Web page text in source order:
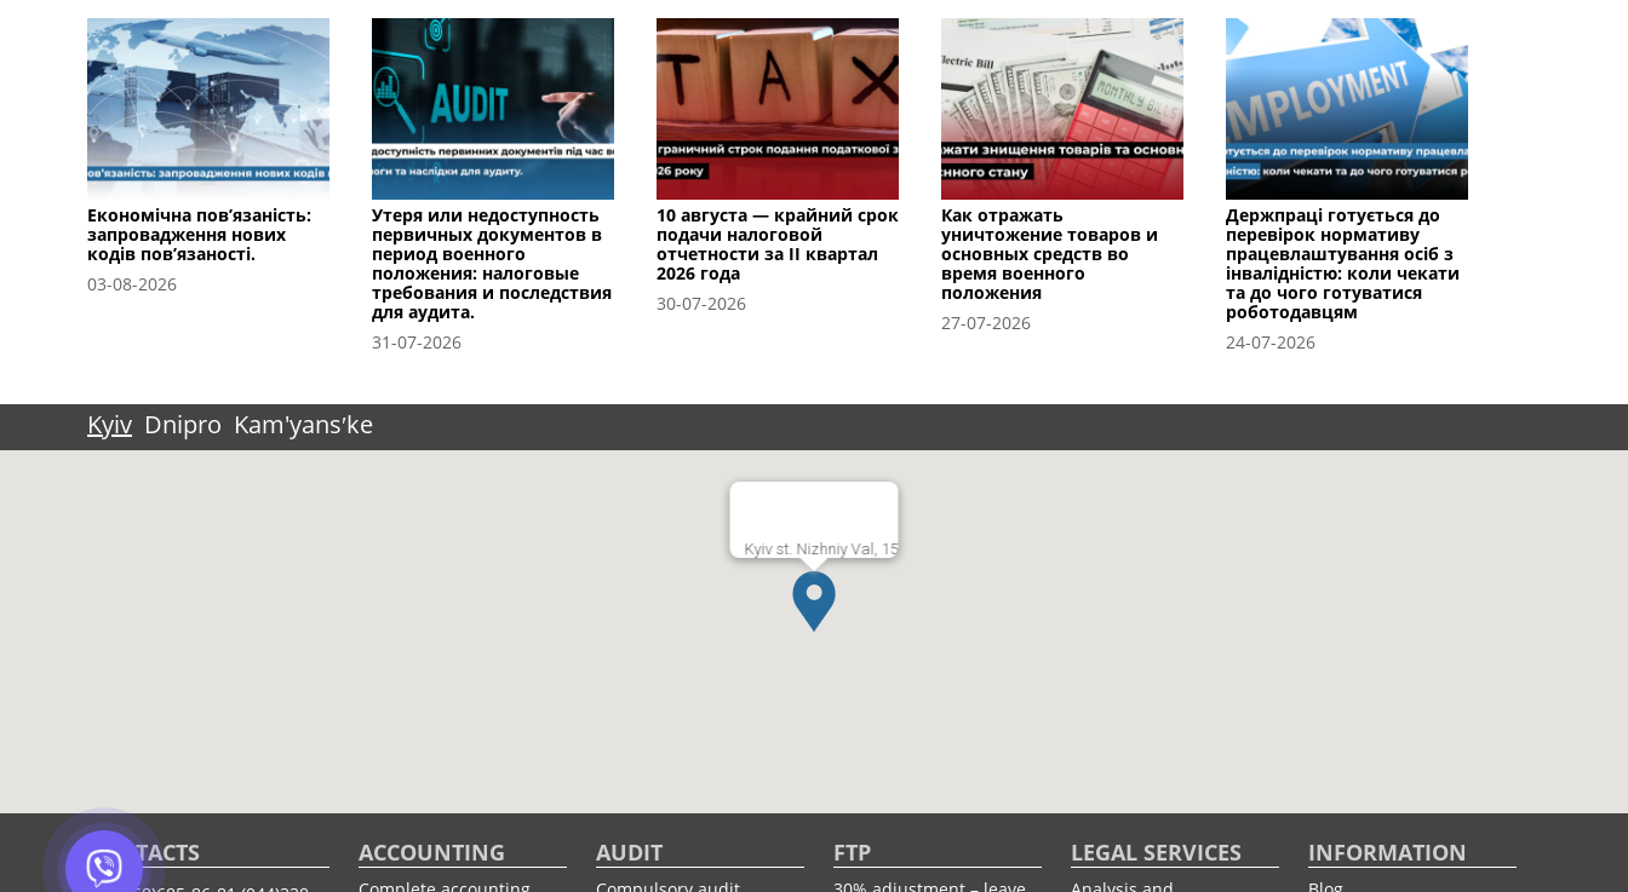
Економічна пов’язаність:
запровадження нових
кодів пов’язаності.
03-08-2026
Утеря или недоступность
первичных документов в
период военного
положения: налоговые
требования и последствия
для аудита.
31-07-2026
10 августа — крайний срок
подачи налоговой
отчетности за II квартал
2026 года
30-07-2026
Как отражать
уничтожение товаров и
основных средств во
время военного
положения
27-07-2026
Держпраці готується до
перевірок нормативу
працевлаштування осіб з
інвалідністю: коли чекати
та до чого готуватися
роботодавцям
24-07-2026
Kyiv Dnipro Kam'yansʹke
Kyiv st. Nizhniy Val, 15
CONTACTS ACCOUNTING AUDIT FTP LEGAL SERVICES INFORMATION